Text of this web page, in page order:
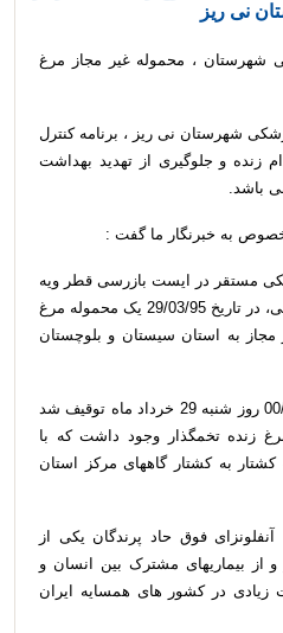
نی ریز
شهرستان ، محموله غیر مجاز مرغ
شهرستان نی ریز ، برنامه کنترل
زنده و جلوگیری از تهدید بهداشت
باشد.
خصوص به خبرنگار ما گفت :
مستقر در ایست بازرسی قطر ویه
با همکاری مامورین نیروی انتظامی، در تاریخ 29/03/95 یک محموله مرغ
مجاز به استان سیستان و بلوچستان
وی افزود: محموله در ساعت 00/14 روز شنبه 29 خرداد ماه توقیف شد
2000 قطعه مرغ زنده تخمگذار وجود داشت که با
به کشتار گاههای مرکز استان
آنفلونزای فوق حاد پرندگان یکی از
از بیماریهای مشترک بین انسان و
زیادی در کشور های همسایه ایران